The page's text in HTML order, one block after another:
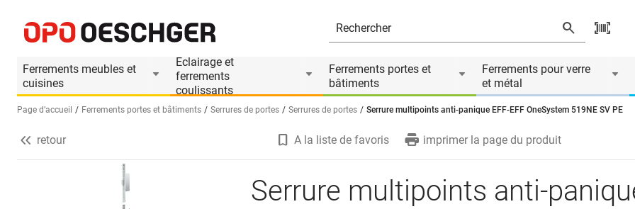
Ferrements meubles et
cuisines
Eclairage et
ferrements
coulissants
Ferrements portes et
bâtiments
Ferrements pour verre
et métal
Sélectionnez une langue (FR)
Page d’accueil Ferrements portes et bâtiments Serrures de portes Serrures de portes Serrure multipoints anti-panique EFF-EFF OneSystem 519NE SV PE
Informations produit
Accessoires appropriés
retour A la liste de favoris imprimer la page du produit
Serrure multipoints anti-